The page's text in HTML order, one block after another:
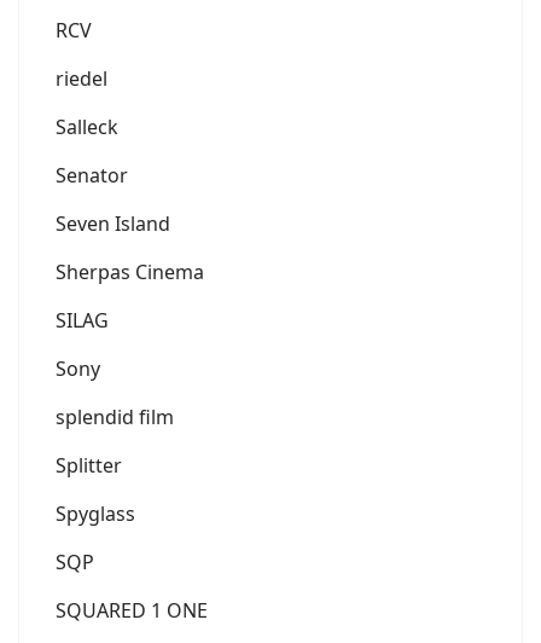
RCV
riedel
Salleck
Senator
Seven Island
Sherpas Cinema
SILAG
Sony
splendid film
Splitter
Spyglass
SQP
SQUARED 1 ONE